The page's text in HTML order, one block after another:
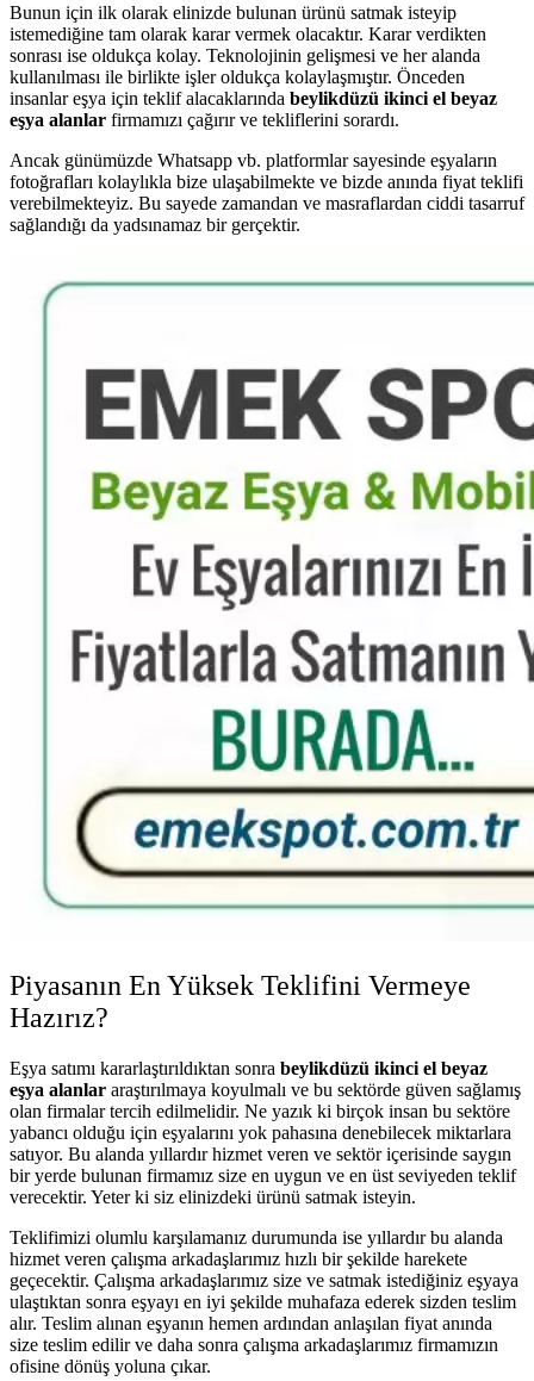
Bunun için ilk olarak elinizde bulunan ürünü satmak isteyip
istemediğine tam olarak karar vermek olacaktır. Karar verdikten
sonrası ise oldukça kolay. Teknolojinin gelişmesi ve her alanda
kullanılması ile birlikte işler oldukça kolaylaşmıştır. Önceden
insanlar eşya için teklif alacaklarında beylikdüzü ikinci el beyaz
eşya alanlar firmamızı çağırır ve tekliflerini sorardı.
Ancak günümüzde Whatsapp vb. platformlar sayesinde eşyaların
fotoğrafları kolaylıkla bize ulaşabilmekte ve bizde anında fiyat teklifi
verebilmekteyiz. Bu sayede zamandan ve masraflardan ciddi tasarruf
sağlandığı da yadsınamaz bir gerçektir.
Piyasanın En Yüksek Teklifini Vermeye
Hazırız?
Eşya satımı kararlaştırıldıktan sonra beylikdüzü ikinci el beyaz
eşya alanlar araştırılmaya koyulmalı ve bu sektörde güven sağlamış
olan firmalar tercih edilmelidir. Ne yazık ki birçok insan bu sektöre
yabancı olduğu için eşyalarını yok pahasına denebilecek miktarlara
satıyor. Bu alanda yıllardır hizmet veren ve sektör içerisinde saygın
bir yerde bulunan firmamız size en uygun ve en üst seviyeden teklif
verecektir. Yeter ki siz elinizdeki ürünü satmak isteyin.
Teklifimizi olumlu karşılamanız durumunda ise yıllardır bu alanda
hizmet veren çalışma arkadaşlarımız hızlı bir şekilde harekete
geçecektir. Çalışma arkadaşlarımız size ve satmak istediğiniz eşyaya
ulaştıktan sonra eşyayı en iyi şekilde muhafaza ederek sizden teslim
alır. Teslim alınan eşyanın hemen ardından anlaşılan fiyat anında
size teslim edilir ve daha sonra çalışma arkadaşlarımız firmamızın
ofisine dönüş yoluna çıkar.